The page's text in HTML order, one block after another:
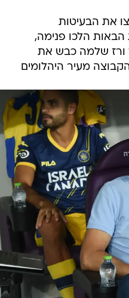
את הבעיטות
הלכו פנימה,
ורז שלמה כבש את
מעיר היהלומים